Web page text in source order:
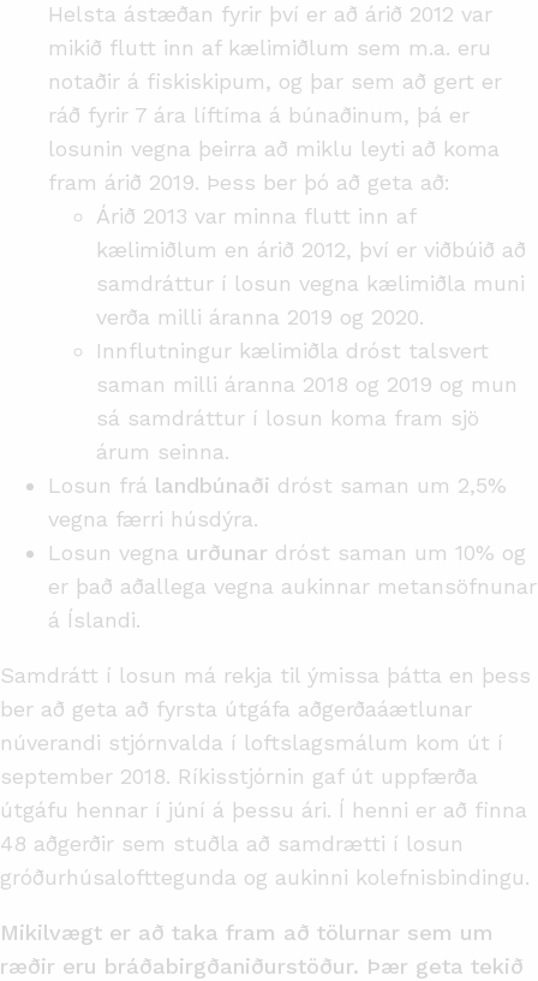
Helsta ástæðan fyrir því er að árið 2012 var
mikið flutt inn af kælimiðlum sem m.a. eru
notaðir á fiskiskipum, og þar sem að gert er
ráð fyrir 7 ára líftíma á búnaðinum, þá er
losunin vegna þeirra að miklu leyti að koma
fram árið 2019. Þess ber þó að geta að:
Árið 2013 var minna flutt inn af
kælimiðlum en árið 2012, því er viðbúið að
samdráttur í losun vegna kælimiðla muni
verða milli áranna 2019 og 2020.
Innflutningur kælimiðla dróst talsvert
saman milli áranna 2018 og 2019 og mun
sá samdráttur í losun koma fram sjö
árum seinna.
Losun frá landbúnaði dróst saman um 2,5%
vegna færri húsdýra.
Losun vegna urðunar dróst saman um 10% og
er það aðallega vegna aukinnar metansöfnunar
á Íslandi.
Samdrátt í losun má rekja til ýmissa þátta en þess
ber að geta að fyrsta útgáfa aðgerðaáætlunar
núverandi stjórnvalda í loftslagsmálum kom út í
september 2018. Ríkisstjórnin gaf út uppfærða
útgáfu hennar í júní á þessu ári. Í henni er að finna
48 aðgerðir sem stuðla að samdrætti í losun
gróðurhúsalofttegunda og aukinni kolefnisbindingu.
Mikilvægt er að taka fram að tölurnar sem um
ræðir eru bráðabirgðaniðurstöður. Þær geta tekið